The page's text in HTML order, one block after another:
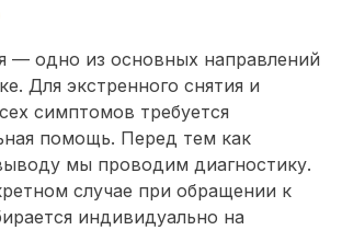
— одно из основных направлений
Для экстренного снятия и
симптомов требуется
помощь. Перед тем как
мы проводим диагностику.
случае при обращении к
индивидуально на